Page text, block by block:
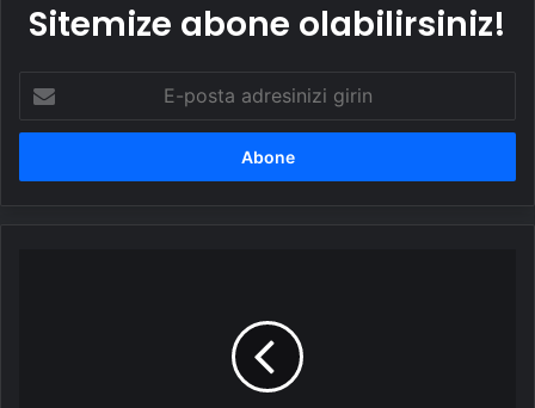
Sitemize abone olabilirsiniz!
posta
adresinizi